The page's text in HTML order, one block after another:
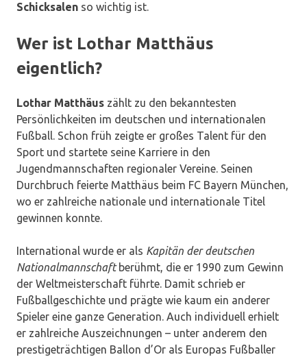
Schicksalen so wichtig ist.
Wer ist Lothar Matthäus
eigentlich?
Lothar Matthäus zählt zu den bekanntesten
Persönlichkeiten im deutschen und internationalen
Fußball. Schon früh zeigte er großes Talent für den
Sport und startete seine Karriere in den
Jugendmannschaften regionaler Vereine. Seinen
Durchbruch feierte Matthäus beim FC Bayern München,
wo er zahlreiche nationale und internationale Titel
gewinnen konnte.
International wurde er als Kapitän der deutschen
Nationalmannschaftberühmt, die er 1990 zum Gewinn
der Weltmeisterschaft führte. Damit schrieb er
Fußballgeschichte und prägte wie kaum ein anderer
Spieler eine ganze Generation. Auch individuell erhielt
er zahlreiche Auszeichnungen – unter anderem den
prestigeträchtigen Ballon d’Or als Europas Fußballer